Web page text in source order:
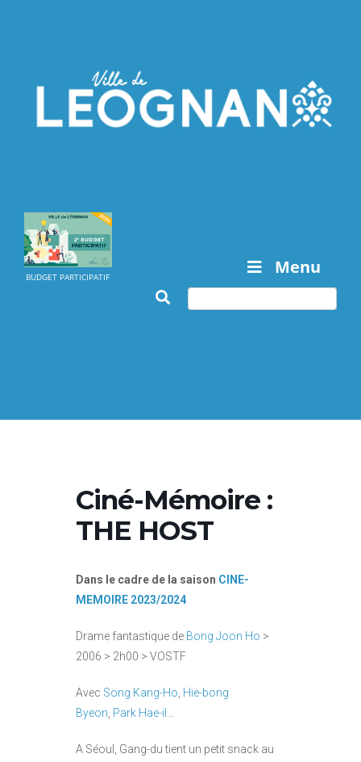
BUDGET PARTICIPATIF Menu
Ciné-Mémoire :
THE HOST
Dans le cadre de la saison CINE-
MEMOIRE 2023/2024
Drame fantastique de Bong Joon Ho >
2006 > 2h00 > VOSTF
Avec Song Kang-Ho Hie-bong
Byeon Park Hae-il
A Séoul, Gang-du tient un petit snack au